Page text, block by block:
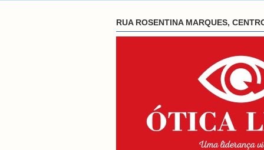
RUA ROSENTINA MARQUES,